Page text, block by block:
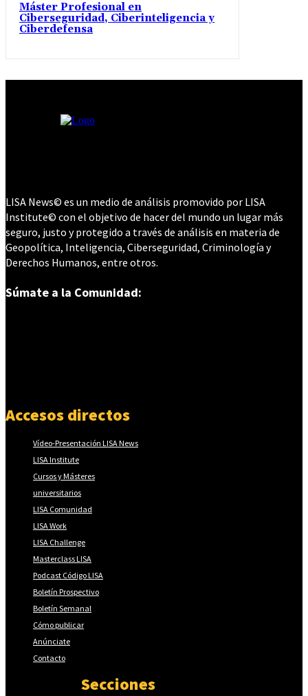
Máster Profesional en
Ciberseguridad, Ciberinteligencia y
Ciberdefensa
LISA News© es un medio de análisis promovido por LISA
Institute© con el objetivo de hacer del mundo un lugar más
seguro, justo y protegido a través de análisis en materia de
Geopolítica, Inteligencia, Ciberseguridad, Criminología y
Derechos Humanos, entre otros.
Súmate a la Comunidad:
Accesos directos
Vídeo-Presentación LISA News
LISA Institute
Cursos y Másteres
universitarios
LISA Comunidad
LISA Work
LISA Challenge
Masterclass LISA
Podcast Código LISA
Boletín Prospectivo
Boletín Semanal
Cómo publicar
Anúnciate
Contacto
Secciones